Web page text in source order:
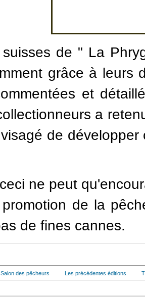
suisses de " La
grâce à leurs
et
a
de
ne peut
de la
de fines cannes.
Salon des pêcheurs Les précédentes éditions